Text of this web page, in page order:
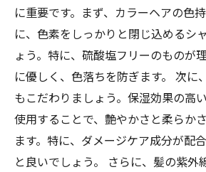
に重要です。まず、カラーヘアの色
に、色素をしっかりと閉じ込めるシ
ょう。特に、硫酸塩フリーのものが
に優しく、色落ちを防ぎます。 次に
もこだわりましょう。保湿効果の高
使用することで、艶やかさと柔らか
ます。特に、ダメージケア成分が配
と良いでしょう。 さらに、髪の紫外